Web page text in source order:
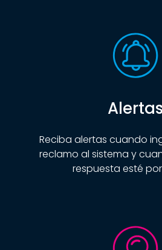
Alertas
Reciba alertas cuando
reclamo al sistema y
respuesta esté